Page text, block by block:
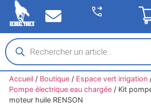
Accueil/ Boutique/ Espace vert irrigation
Pompe électrique eau chargée/ Kit
moteur huile RENSON